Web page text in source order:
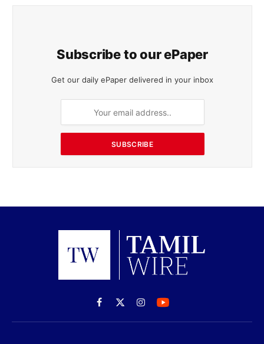
Subscribe to our ePaper
Get our daily ePaper delivered in your inbox
SUBSCRIBE
Facebook
X
(Twitter)
Instagram